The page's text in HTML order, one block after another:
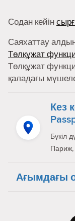
Содан кейін
Саяхаттау
Төлқұжат
Төлқұжат
қаладағы
Кез
Бүкіл
Париж,
Ағымдағы